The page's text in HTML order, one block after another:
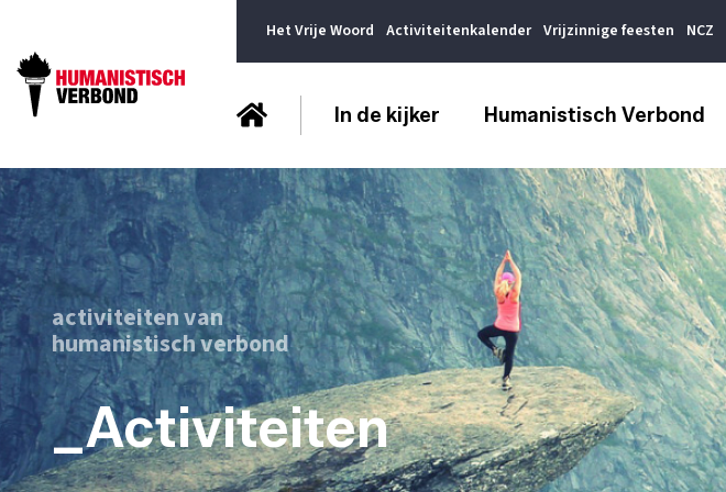
Het Vrije Woord Activiteitenkalender Vrijzinnige feesten NCZ
In de kijker Humanistisch Verbond
activiteiten van
humanistisch verbond
_Activiteiten